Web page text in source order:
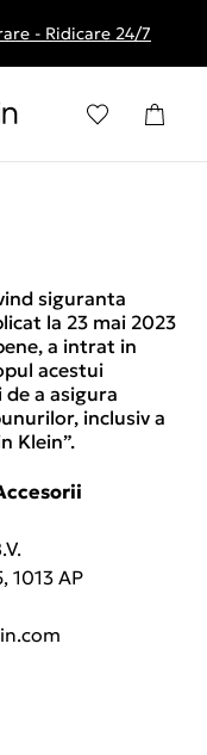
250 RON
- Ridicare 24/7
siguranta
la 23 mai 2023
a intrat in
acestui
a asigura
inclusiv a
Klein”.
1013 AP